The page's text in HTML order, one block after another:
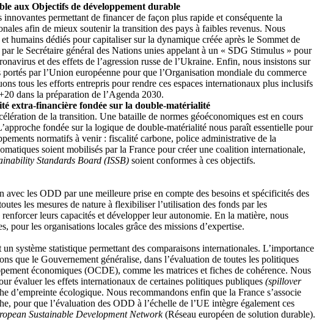
aux Objectifs de développement durable
permettant de financer de façon plus rapide et conséquente la
afin de mieux soutenir la transition des pays à faibles revenus. Nous
humains dédiés pour capitaliser sur la dynamique créée après le Sommet de
le Secrétaire général des Nations unies appelant à un « SDG Stimulus » pour
et des effets de l’agression russe de l’Ukraine. Enfin, nous insistons sur
par l’Union européenne pour que l’Organisation mondiale du commerce
tous les efforts entrepris pour rendre ces espaces internationaux plus inclusifs
dans la préparation de l’Agenda 2030.
extra-financière fondée sur la double-matérialité
de la transition. Une bataille de normes géoéconomiques est en cours
fondée sur la logique de double-matérialité nous paraît essentielle pour
normatifs à venir : fiscalité carbone, police administrative de la
soient mobilisés par la France pour créer une coalition internationale,
Standards Board (ISSB) soient conformes à ces objectifs.
les ODD par une meilleure prise en compte des besoins et spécificités des
les mesures de nature à flexibiliser l’utilisation des fonds par les
leurs capacités et développer leur autonomie. En la matière, nous
pour les organisations locales grâce des missions d’expertise.
système statistique permettant des comparaisons internationales. L’importance
que le Gouvernement généralise, dans l’évaluation de toutes les politiques
économiques (OCDE), comme les matrices et fiches de cohérence. Nous
évaluer les effets internationaux de certaines politiques publiques (spillover
d’empreinte écologique. Nous recommandons enfin que la France s’associe
pour que l’évaluation des ODD à l’échelle de l’UE intègre également ces
Sustainable Development Network(Réseau européen de solution durable).